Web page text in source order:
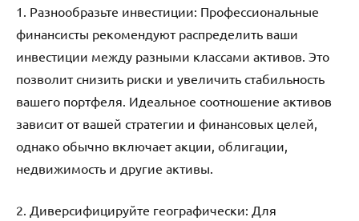
1. Разнообразьте инвестиции: Профессиональные
финансисты рекомендуют распределить ваши
инвестиции между разными классами активов. Это
позволит снизить риски и увеличить стабильность
вашего портфеля. Идеальное соотношение активов
зависит от вашей стратегии и финансовых целей,
однако обычно включает акции, облигации,
недвижимость и другие активы.
2. Диверсифицируйте географически: Для